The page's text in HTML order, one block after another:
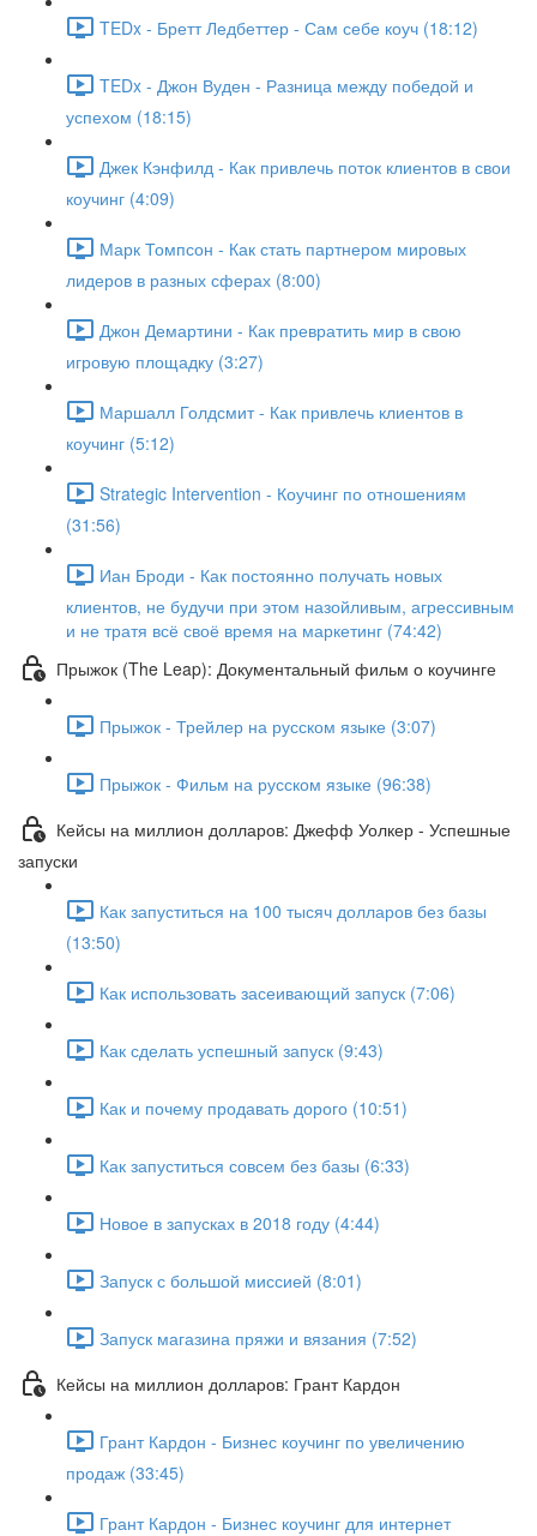
TEDx - Бретт Ледбеттер - Сам себе коуч (18:12)
TEDx - Джон Вуден - Разница между победой и
успехом (18:15)
Джек Кэнфилд - Как привлечь поток клиентов в свои
коучинг (4:09)
Марк Томпсон - Как стать партнером мировых
лидеров в разных сферах (8:00)
Джон Демартини - Как превратить мир в свою
игровую площадку (3:27)
Маршалл Голдсмит - Как привлечь клиентов в
коучинг (5:12)
Strategic Intervention - Коучинг по отношениям
(31:56)
Иан Броди - Как постоянно получать новых
клиентов, не будучи при этом назойливым, агрессивным
и не тратя всё своё время на маркетинг (74:42)
Прыжок (The Leap): Документальный фильм о коучинге
Прыжок - Трейлер на русском языке (3:07)
Прыжок - Фильм на русском языке (96:38)
Кейсы на миллион долларов: Джефф Уолкер - Успешные
запуски
Как запуститься на 100 тысяч долларов без базы
(13:50)
Как использовать засеивающий запуск (7:06)
Как сделать успешный запуск (9:43)
Как и почему продавать дорого (10:51)
Как запуститься совсем без базы (6:33)
Новое в запусках в 2018 году (4:44)
Запуск с большой миссией (8:01)
Запуск магазина пряжи и вязания (7:52)
Кейсы на миллион долларов: Грант Кардон
Грант Кардон - Бизнес коучинг по увеличению
продаж (33:45)
Грант Кардон - Бизнес коучинг для интернет